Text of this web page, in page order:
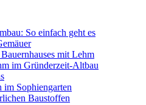
So einfach geht es
mit Lehm
im Gründerzeit-Altbau
Sophiengarten
Baustoffen